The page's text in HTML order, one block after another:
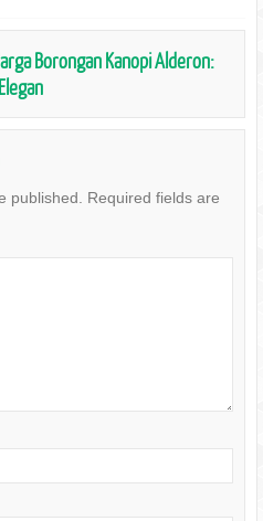
Borongan Kanopi Alderon:
published.
Required fields are